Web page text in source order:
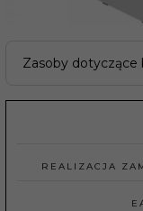
Zasoby
REALIZACJA